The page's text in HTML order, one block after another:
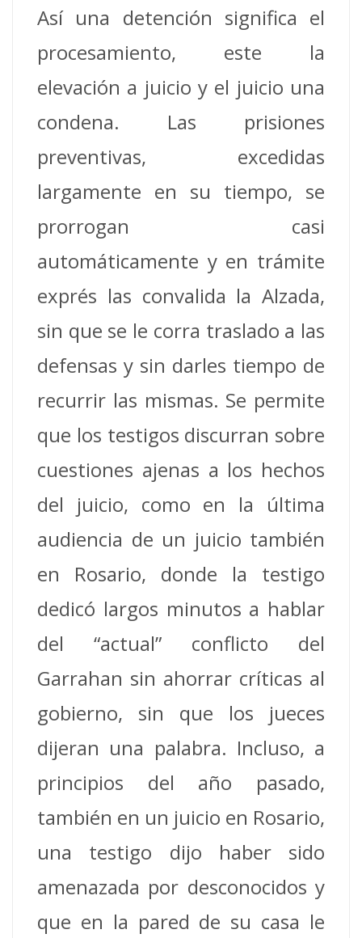
Así una detención significa el
procesamiento, este la
elevación a juicio y el juicio una
condena. Las prisiones
preventivas, excedidas
largamente en su tiempo, se
prorrogan casi
automáticamente y en trámite
exprés las convalida la Alzada,
sin que se le corra traslado a las
defensas y sin darles tiempo de
recurrir las mismas. Se permite
que los testigos discurran sobre
cuestiones ajenas a los hechos
del juicio, como en la última
audiencia de un juicio también
en Rosario, donde la testigo
dedicó largos minutos a hablar
del “actual” conflicto del
Garrahan sin ahorrar críticas al
gobierno, sin que los jueces
dijeran una palabra. Incluso, a
principios del año pasado,
también en un juicio en Rosario,
una testigo dijo haber sido
amenazada por desconocidos y
que en la pared de su casa le